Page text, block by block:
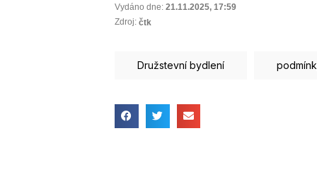
Vydáno dne: 21.11.2025, 17:59
Zdroj: čtk
Družstevní bydlení